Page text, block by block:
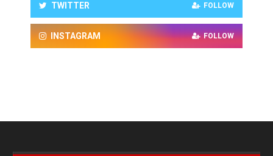
TWITTER FOLLOW
INSTAGRAM FOLLOW